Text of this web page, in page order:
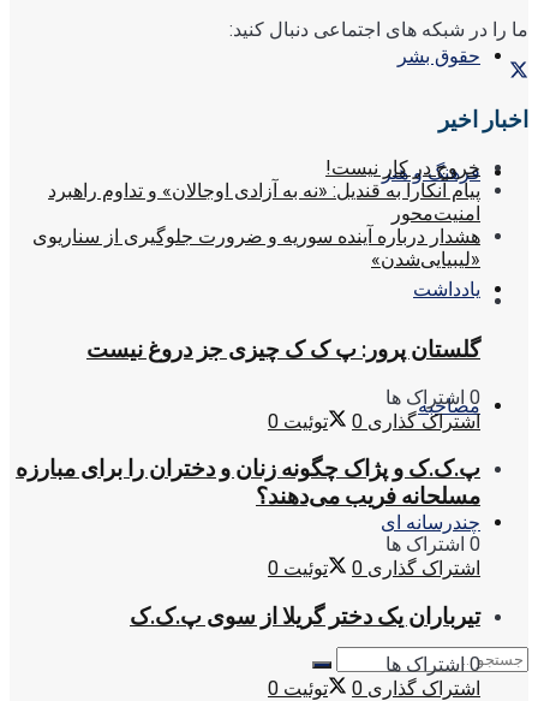
حقوق بشر
فرهنگ و هنر
یادداشت
مصاحبه
چندرسانه ای
ما را در شبکه های اجتماعی دنبال کنید:
اخبار اخیر
خروج در کار نیست!
پیام آنکارا به قندیل: «نه به آزادی اوجالان» و تداوم راهبرد
امنیت‌محور
هشدار درباره آینده سوریه و ضرورت جلوگیری از سناریوی
«لیبیایی‌شدن»
گلستان پرور: پ ک ک چیزی جز دروغ نیست
0 اشتراک ها
اشتراک گذاری 0 توئیت 0
پ.ک.ک و پژاک چگونه زنان و دختران را برای مبارزه
مسلحانه فریب می‌دهند؟
0 اشتراک ها
اشتراک گذاری 0 توئیت 0
تیرباران یک دختر گریلا از سوی پ.ک.ک
0 اشتراک ها
اشتراک گذاری 0 توئیت 0